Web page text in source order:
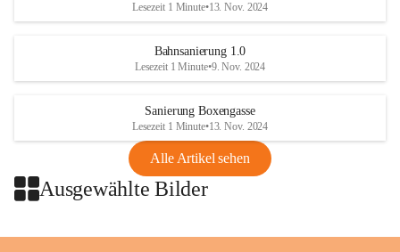
Lesezeit 1 Minute•13. Nov. 2024
Bahnsanierung 1.0
Lesezeit 1 Minute•9. Nov. 2024
Sanierung Boxengasse
Lesezeit 1 Minute•13. Nov. 2024
Alle Artikel sehen
Ausgewählte Bilder
+2